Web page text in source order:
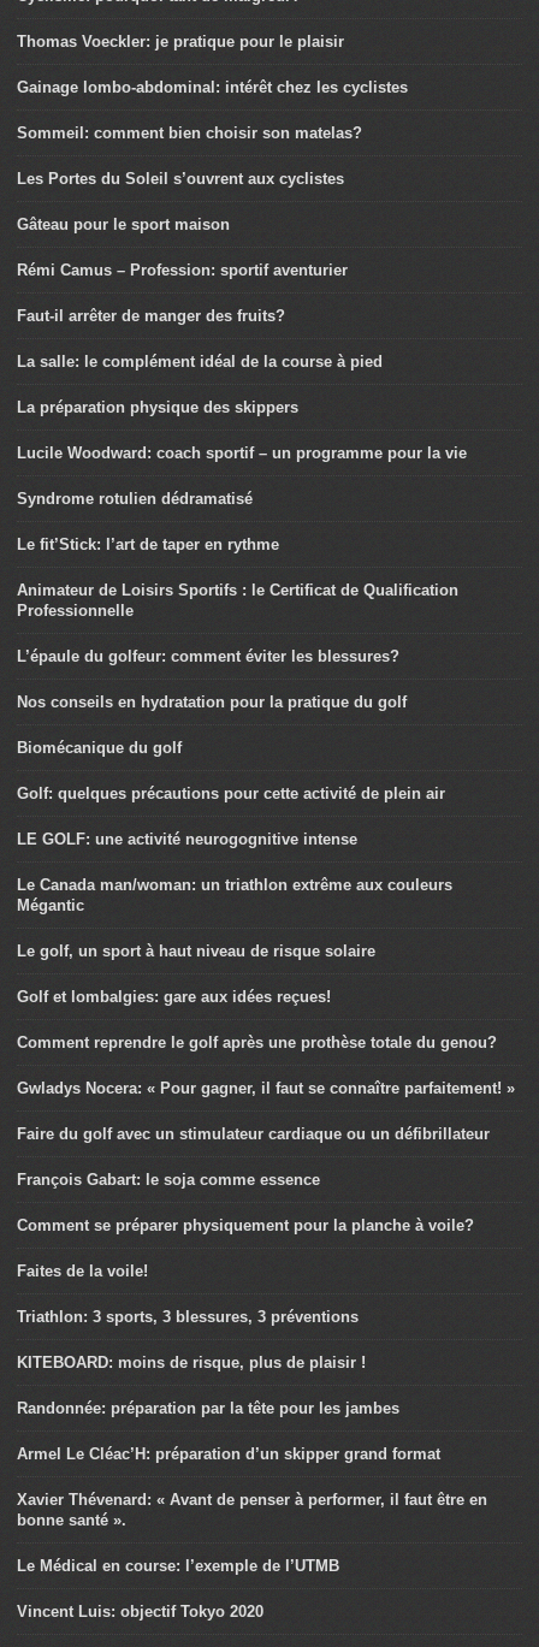
Thomas Voeckler: je pratique pour le plaisir
Gainage lombo-abdominal: intérêt chez les cyclistes
Sommeil: comment bien choisir son matelas?
Les Portes du Soleil s’ouvrent aux cyclistes
Gâteau pour le sport maison
Rémi Camus – Profession: sportif aventurier
Faut-il arrêter de manger des fruits?
La salle: le complément idéal de la course à pied
La préparation physique des skippers
Lucile Woodward: coach sportif – un programme pour la vie
Syndrome rotulien dédramatisé
Le fit’Stick: l’art de taper en rythme
Animateur de Loisirs Sportifs : le Certificat de Qualification
Professionnelle
L’épaule du golfeur: comment éviter les blessures?
Nos conseils en hydratation pour la pratique du golf
Biomécanique du golf
Golf: quelques précautions pour cette activité de plein air
LE GOLF: une activité neurogognitive intense
Le Canada man/woman: un triathlon extrême aux couleurs
Mégantic
Le golf, un sport à haut niveau de risque solaire
Golf et lombalgies: gare aux idées reçues!
Comment reprendre le golf après une prothèse totale du genou?
Gwladys Nocera: « Pour gagner, il faut se connaître parfaitement! »
Faire du golf avec un stimulateur cardiaque ou un défibrillateur
François Gabart: le soja comme essence
Comment se préparer physiquement pour la planche à voile?
Faites de la voile!
Triathlon: 3 sports, 3 blessures, 3 préventions
KITEBOARD: moins de risque, plus de plaisir !
Randonnée: préparation par la tête pour les jambes
Armel Le Cléac’H: préparation d’un skipper grand format
Xavier Thévenard: « Avant de penser à performer, il faut être en
bonne santé ».
Le Médical en course: l’exemple de l’UTMB
Vincent Luis: objectif Tokyo 2020